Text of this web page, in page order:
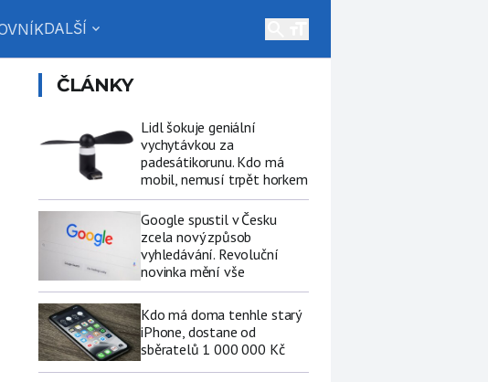
DALŠÍ expand_more
ČLÁNKY
Lidl šokuje geniální
vychytávkou za
padesátikorunu. Kdo má
mobil, nemusí trpět horkem
Google spustil v Česku
zcela nový způsob
vyhledávání. Revoluční
novinka mění vše
Kdo má doma tenhle starý
iPhone, dostane od
sběratelů 1 000 000 Kč